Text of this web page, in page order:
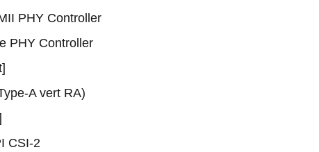
PHY Controller
PHY Controller
A vert RA)
CSI-2